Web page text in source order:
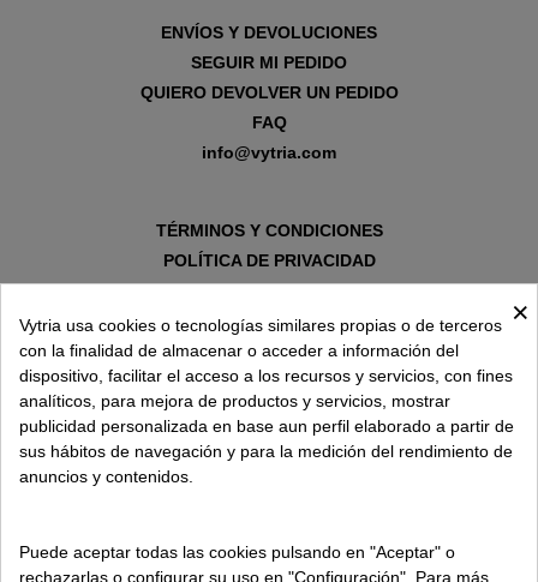
ENVÍOS Y DEVOLUCIONES
SEGUIR MI PEDIDO
QUIERO DEVOLVER UN PEDIDO
FAQ
info@vytria.com
TÉRMINOS Y CONDICIONES
POLÍTICA DE PRIVACIDAD
AVISO LEGAL
POLÍTICA DE COOKIES
SOBRE VYTRIA
×
Vytria usa cookies o tecnologías similares propias o de terceros
con la finalidad de almacenar o acceder a información del
dispositivo, facilitar el acceso a los recursos y servicios, con fines
analíticos, para mejora de productos y servicios, mostrar
publicidad personalizada en base aun perfil elaborado a partir de
sus hábitos de navegación y para la medición del rendimiento de
anuncios y contenidos.
Puede aceptar todas las cookies pulsando en "Aceptar" o
rechazarlas o configurar su uso en "Configuración". Para más